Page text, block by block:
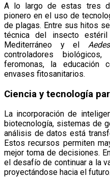
A lo largo de estas tres
pionero en el uso de
de plagas. Entre sus hitos
técnica del insecto
Mediterráneo y el
controladores
feromonas, la educación
envases fitosanitarios.
Ciencia y tecnología
La incorporación de
biotecnología, sistemas de
análisis de datos está
Estos recursos permiten
mejor toma de decisiones.
el desafío de continuar a la
proyectándose hacia el futuro.